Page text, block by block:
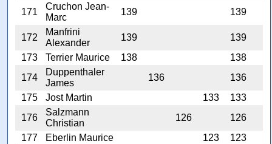
171
Cruchon Jean-
Marc
139 139
172
Manfrini
Alexander
139
139
173
Terrier Maurice 138
138
174
Duppenthaler
James
136
136
175
Jost Martin 133
133
176
Salzmann
Christian
126
126
177
Eberlin Maurice 123
123